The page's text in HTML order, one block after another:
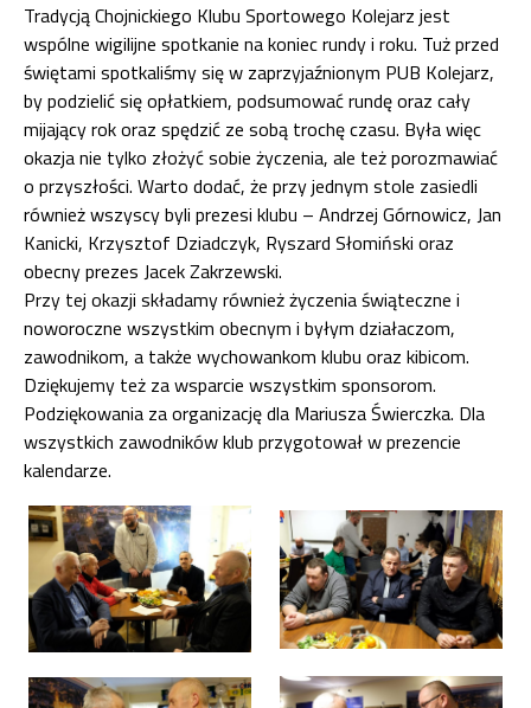
Tradycją Chojnickiego Klubu Sportowego Kolejarz jest
wspólne wigilijne spotkanie na koniec rundy i roku. Tuż przed
świętami spotkaliśmy się w zaprzyjaźnionym PUB Kolejarz,
by podzielić się opłatkiem, podsumować rundę oraz cały
mijający rok oraz spędzić ze sobą trochę czasu. Była więc
okazja nie tylko złożyć sobie życzenia, ale też porozmawiać
o przyszłości. Warto dodać, że przy jednym stole zasiedli
również wszyscy byli prezesi klubu – Andrzej Górnowicz, Jan
Kanicki, Krzysztof Dziadczyk, Ryszard Słomiński oraz
obecny prezes Jacek Zakrzewski.
Przy tej okazji składamy również życzenia świąteczne i
noworoczne wszystkim obecnym i byłym działaczom,
zawodnikom, a także wychowankom klubu oraz kibicom.
Dziękujemy też za wsparcie wszystkim sponsorom.
Podziękowania za organizację dla Mariusza Świerczka. Dla
wszystkich zawodników klub przygotował w prezencie
kalendarze.